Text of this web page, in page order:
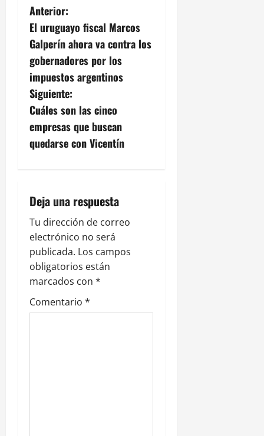
N
a
v
e
g
a
ó
n
d
e
e
Anterior:
El uruguayo fiscal Marcos
Galperín ahora va contra los
gobernadores por los
impuestos argentinos
Siguiente:
Cuáles son las cinco
empresas que buscan
quedarse con Vicentín
Deja una respuesta
Tu dirección de correo
electrónico no será
publicada. Los campos
obligatorios están
marcados con *
Comentario *